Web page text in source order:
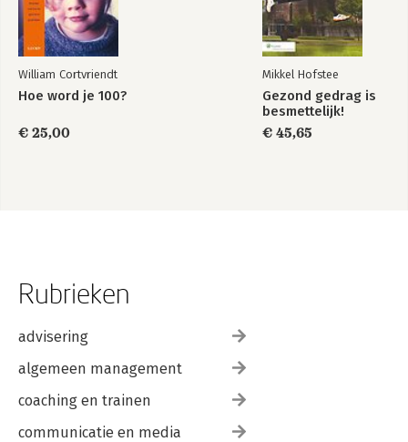
William Cortvriendt
Hoe word je 100?
€ 25,00
Mikkel Hofstee
Gezond gedrag is
besmettelijk!
€ 45,65
Rubrieken
advisering
algemeen management
coaching en trainen
communicatie en media